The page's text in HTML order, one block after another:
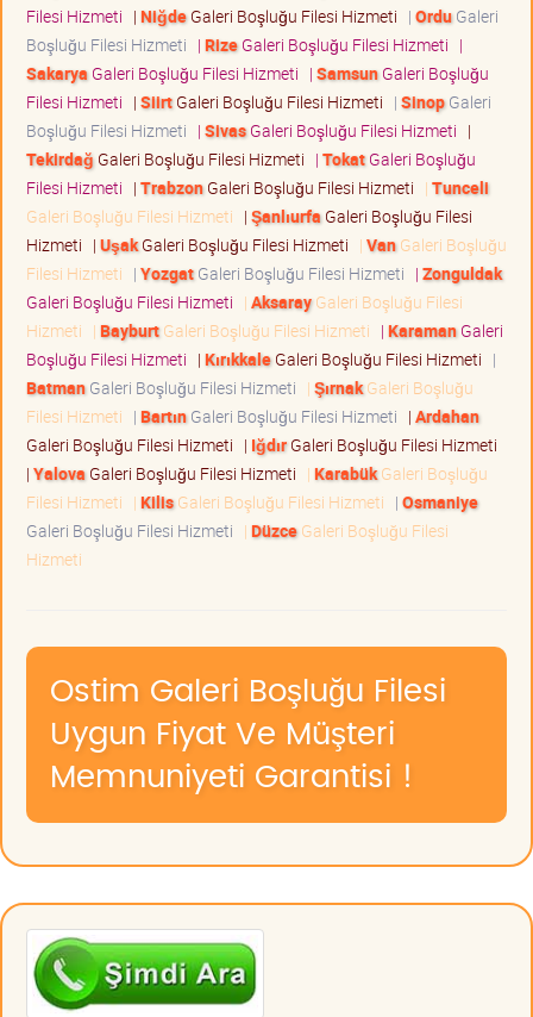
Filesi Hizmeti | NiğdeGaleri Boşluğu Filesi Hizmeti | OrduGaleri
Boşluğu Filesi Hizmeti | RizeGaleri Boşluğu Filesi Hizmeti |
Sakarya Galeri Boşluğu Filesi Hizmeti | SamsunGaleri Boşluğu
Filesi Hizmeti | SiirtGaleri Boşluğu Filesi Hizmeti | SinopGaleri
Boşluğu Filesi Hizmeti | SivasGaleri Boşluğu Filesi Hizmeti |
Tekirdağ Galeri Boşluğu Filesi Hizmeti | TokatGaleri Boşluğu
Filesi Hizmeti | TrabzonGaleri Boşluğu Filesi Hizmeti | Tunceli
Galeri Boşluğu Filesi Hizmeti | Şanlıurfa Galeri Boşluğu Filesi
Hizmeti | UşakGaleri Boşluğu Filesi Hizmeti | VanGaleri Boşluğu
Filesi Hizmeti | YozgatGaleri Boşluğu Filesi Hizmeti | Zonguldak
Galeri Boşluğu Filesi Hizmeti | AksarayGaleri Boşluğu Filesi
Hizmeti | BayburtGaleri Boşluğu Filesi Hizmeti | KaramanGaleri
Boşluğu Filesi Hizmeti | KırıkkaleGaleri Boşluğu Filesi Hizmeti |
BatmanGaleri Boşluğu Filesi Hizmeti | ŞırnakGaleri Boşluğu
Filesi Hizmeti | BartınGaleri Boşluğu Filesi Hizmeti | Ardahan
Galeri Boşluğu Filesi Hizmeti | IğdırGaleri Boşluğu Filesi Hizmeti
| Yalova Galeri Boşluğu Filesi Hizmeti | KarabükGaleri Boşluğu
Filesi Hizmeti | KilisGaleri Boşluğu Filesi Hizmeti | Osmaniye
Galeri Boşluğu Filesi Hizmeti | DüzceGaleri Boşluğu Filesi
Hizmeti
Ostim Galeri Boşluğu Filesi
Uygun Fiyat Ve Müşteri
Memnuniyeti Garantisi !